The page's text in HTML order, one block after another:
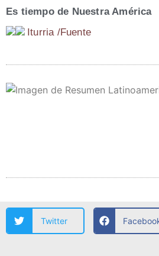
Es tiem­po de Nues­tra América
Itu­rria /​Fuen­te
Twitter